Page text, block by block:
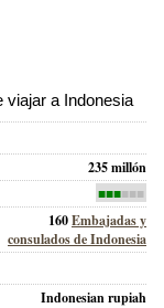
viajar a Indonesia
235 millón
■■■■■■
160Embajadas y
consulados de Indonesia
Indonesian rupiah